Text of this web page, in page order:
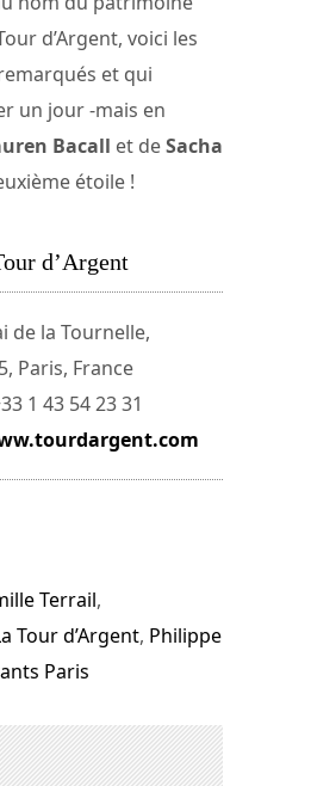
d’Argent, voici les
et qui
un jour -mais en
Bacall et deSacha
étoile !
d’Argent
de la Tournelle,
Paris, France
1 43 54 23 31
Terrail,
Tour d’Argent, Philippe
Paris